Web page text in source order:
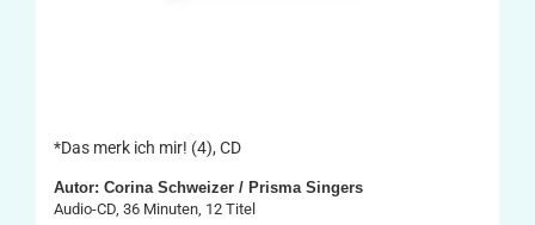
*Das merk ich mir! (4), CD
Autor: Corina Schweizer / Prisma Singers
Audio-CD, 36 Minuten, 12 Titel